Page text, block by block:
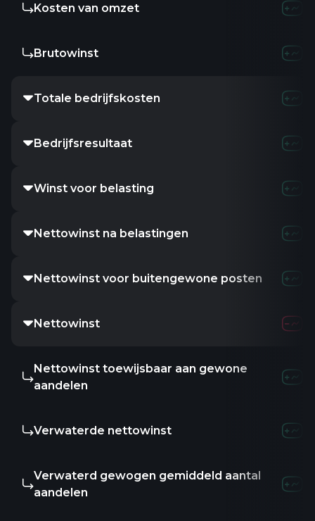
Kosten van omzet
Brutowinst
Totale bedrijfskosten
Bedrijfsresultaat
Winst voor belasting
Nettowinst na belastingen
Nettowinst voor buitengewone posten
Nettowinst
Nettowinst toewijsbaar aan gewone
aandelen
Verwaterde nettowinst
Verwaterd gewogen gemiddeld aantal
aandelen